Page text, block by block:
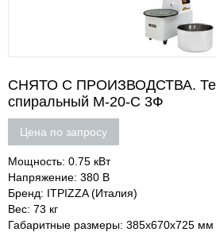
СНЯТО С ПРОИЗВОДСТВА.
спиральный M-20-С 3Ф
Цена по запросу
Мощность: 0.75 кВт
Напряжение: 380 В
Бренд: ITPIZZA (Италия)
Вес: 73 кг
Габаритные размеры: 385х670х725 мм